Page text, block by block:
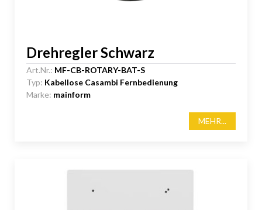
Drehregler Schwarz
Art.Nr.: MF-CB-ROTARY-BAT-S
Typ: Kabellose Casambi Fernbedienung
Marke: mainform
MEHR...